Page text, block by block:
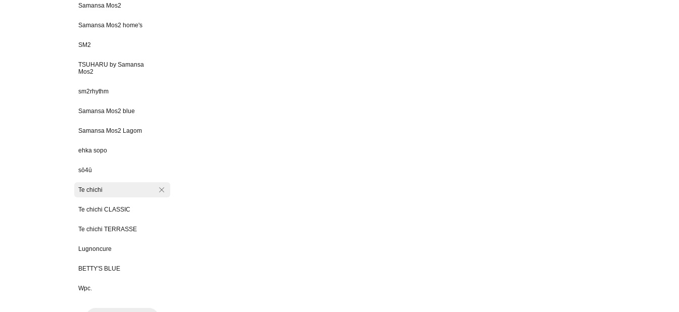
Samansa Mos2
Samansa Mos2 home's
SM2
TSUHARU by Samansa
Mos2
sm2rhythm
Samansa Mos2 blue
Samansa Mos2 Lagom
ehka sopo
sō4ū
Te chichi
Te chichi CLASSIC
Te chichi TERRASSE
Lugnoncure
BETTY'S BLUE
Wpc.